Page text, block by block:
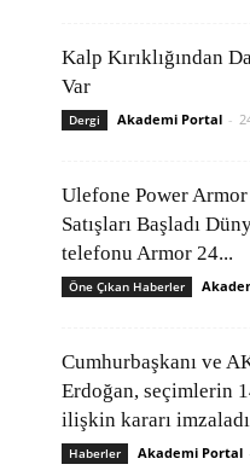
Kalp Kırıklığından
Var
Dergi Akademi Portal -
Ulefone Power
Satışları Başladı
telefonu Armor 24...
Öne Çıkan Haberler
Cumhurbaşkanı ve
Erdoğan, seçimlerin
ilişkin kararı imzaladı
Haberler Akademi Portal